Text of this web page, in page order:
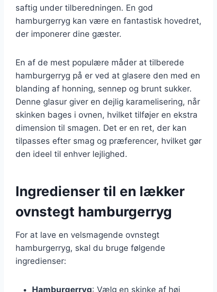
saftig under tilberedningen. En god
hamburgerryg kan være en fantastisk hovedret,
der imponerer dine gæster.
En af de mest populære måder at tilberede
hamburgerryg på er ved at glasere den med en
blanding af honning, sennep og brunt sukker.
Denne glasur giver en dejlig karamelisering, når
skinken bages i ovnen, hvilket tilføjer en ekstra
dimension til smagen. Det er en ret, der kan
tilpasses efter smag og præferencer, hvilket gør
den ideel til enhver lejlighed.
Ingredienser til en lækker
ovnstegt hamburgerryg
For at lave en velsmagende ovnstegt
hamburgerryg, skal du bruge følgende
ingredienser:
Hamburgerryg: Vælg en skinke af høj